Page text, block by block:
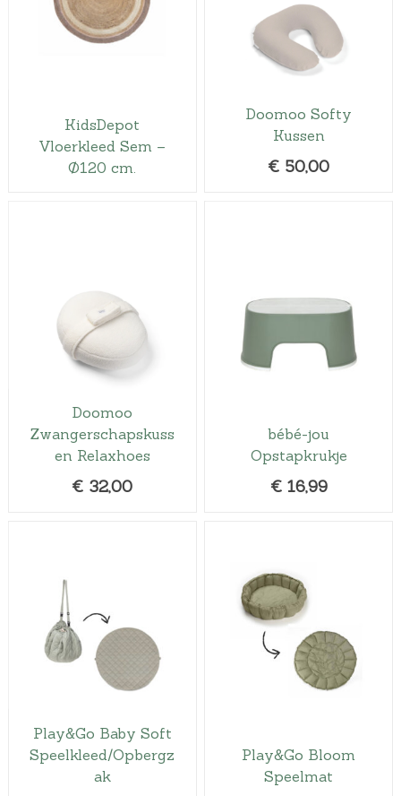
KidsDepot
Vloerkleed Sem –
Ø120 cm.
Doomoo Softy
Kussen
€ 50,00
Doomoo
Zwangerschapskuss
en Relaxhoes
€ 32,00
bébé-jou
Opstapkrukje
€ 16,99
Play&Go Baby Soft
Speelkleed/Opbergz
ak
Play&Go Bloom
Speelmat